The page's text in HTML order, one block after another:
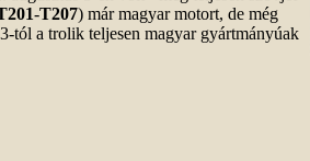
-T207) már magyar motort, de még
tól a trolik teljesen magyar gyártmányúak